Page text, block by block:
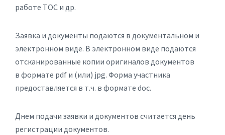
работе ТОС и др.
Заявка и документы подаются в документальном и
электронном виде. В электронном виде подаются
отсканированные копии оригиналов документов
в формате pdf и (или) jpg. Форма участника
предоставляется в т.ч. в формате doc.
Днем подачи заявки и документов считается день
регистрации документов.